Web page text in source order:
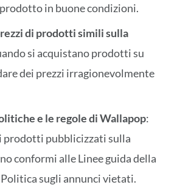
in buone condizioni.
di prodotti simili sulla
si acquistano prodotti su
dei prezzi irragionevolmente
e le regole di Wallapop:
prodotti pubblicizzati sulla
conformi alle Linee guida della
sugli annunci vietati.